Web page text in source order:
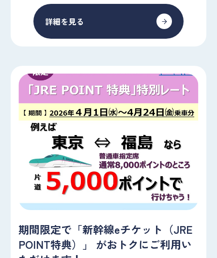
詳細を見る
期間限定で「新幹線eチケット（JRE
POINT特典）」 がおトクにご利用い